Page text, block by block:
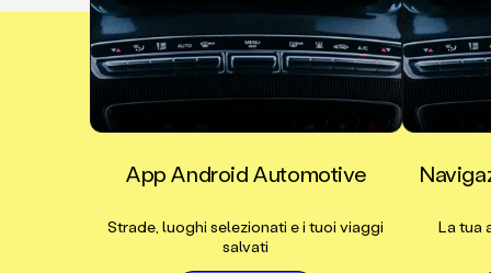
App Android Automotive
Strade, luoghi selezionati e i tuoi viaggi
salvati
La tua